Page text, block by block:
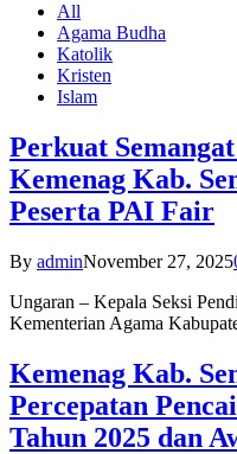
All
Agama Budha
Katolik
Kristen
Islam
Perkuat
Kemenag Kab.
Peserta PAI Fair
By adminNovember 27, 2025
Ungaran – Kepala Seksi
Kementerian Agama
Kemenag Kab.
Percepatan
Tahun 2025 dan